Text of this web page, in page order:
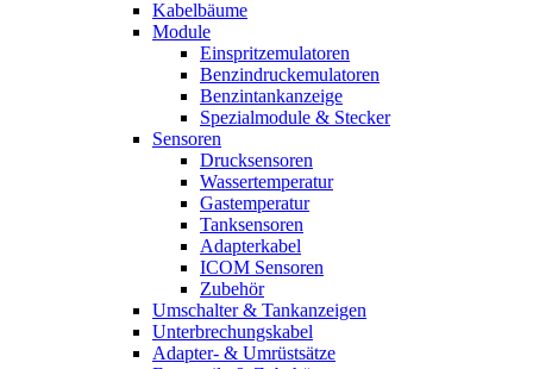
Kabelbäume
Module
Einspritzemulatoren
Benzindruckemulatoren
Benzintankanzeige
Spezialmodule & Stecker
Sensoren
Drucksensoren
Wassertemperatur
Gastemperatur
Tanksensoren
Adapterkabel
ICOM Sensoren
Zubehör
Umschalter & Tankanzeigen
Unterbrechungskabel
Adapter- & Umrüstsätze